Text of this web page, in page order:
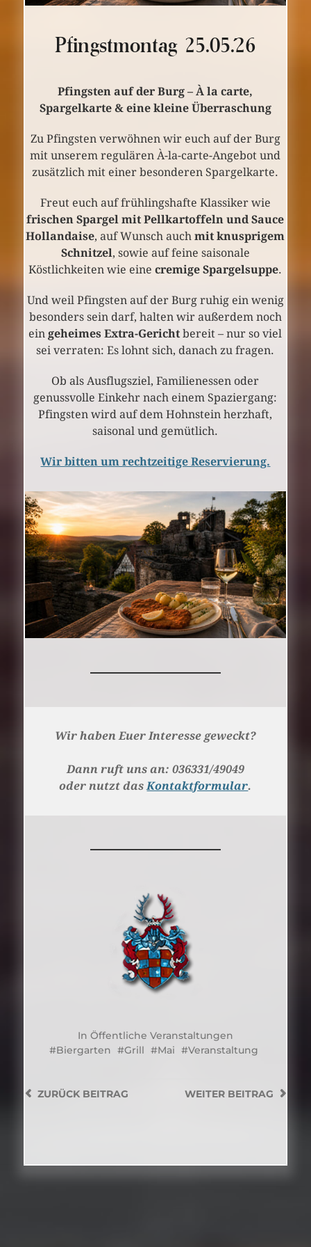
Pfingstmontag 25.05.´26
Pfingsten auf der Burg – À la carte,
Spargelkarte & eine kleine Überraschung
Zu Pfingsten verwöhnen wir euch auf der Burg
mit unserem regulären À-la-carte-Angebot und
zusätzlich mit einer besonderen Spargelkarte.
Freut euch auf frühlingshafte Klassiker wie
frischen Spargel mit Pellkartoffeln und Sauce
Hollandaise, auf Wunsch auchmit knusprigem
Schnitzel, sowie auf feine saisonale
Köstlichkeiten wie einecremige Spargelsuppe.
Und weil Pfingsten auf der Burg ruhig ein wenig
besonders sein darf, halten wir außerdem noch
eingeheimes Extra-Gericht bereit – nur so viel
sei verraten: Es lohnt sich, danach zu fragen.
Ob als Ausflugsziel, Familienessen oder
genussvolle Einkehr nach einem Spaziergang:
Pfingsten wird auf dem Hohnstein herzhaft,
saisonal und gemütlich.
Wir bitten um rechtzeitige Reservierung.
Wir haben Euer Interesse geweckt?
Dann ruft uns an: 036331/49049
oder nutzt das Kontaktformular.
In Öffentliche Veranstaltungen
Biergarten
Grill Mai Veranstaltung
WEITER BEITRAG
ZURÜCKBEITRAG